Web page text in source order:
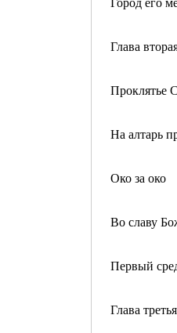
Глава
Проклятье
На алтарь
Око за око
Во славу
Первый
Глава